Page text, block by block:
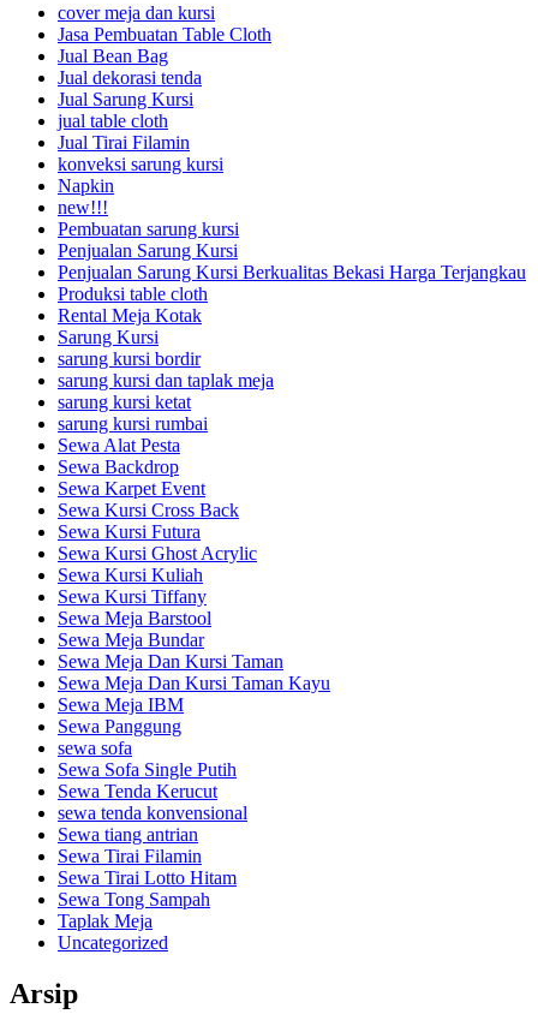
cover meja dan kursi
Jasa Pembuatan Table Cloth
Jual Bean Bag
Jual dekorasi tenda
Jual Sarung Kursi
jual table cloth
Jual Tirai Filamin
konveksi sarung kursi
Napkin
new!!!
Pembuatan sarung kursi
Penjualan Sarung Kursi
Penjualan Sarung Kursi Berkualitas Bekasi Harga Terjangkau
Produksi table cloth
Rental Meja Kotak
Sarung Kursi
sarung kursi bordir
sarung kursi dan taplak meja
sarung kursi ketat
sarung kursi rumbai
Sewa Alat Pesta
Sewa Backdrop
Sewa Karpet Event
Sewa Kursi Cross Back
Sewa Kursi Futura
Sewa Kursi Ghost Acrylic
Sewa Kursi Kuliah
Sewa Kursi Tiffany
Sewa Meja Barstool
Sewa Meja Bundar
Sewa Meja Dan Kursi Taman
Sewa Meja Dan Kursi Taman Kayu
Sewa Meja IBM
Sewa Panggung
sewa sofa
Sewa Sofa Single Putih
Sewa Tenda Kerucut
sewa tenda konvensional
Sewa tiang antrian
Sewa Tirai Filamin
Sewa Tirai Lotto Hitam
Sewa Tong Sampah
Taplak Meja
Uncategorized
Arsip